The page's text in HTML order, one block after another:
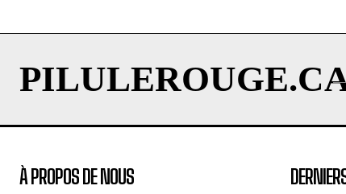
À PROPOS DE NOUS